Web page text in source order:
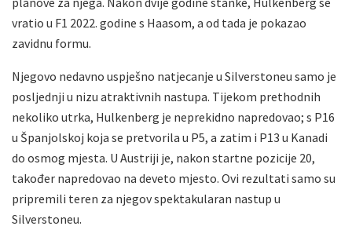
vratio u F1 2022. godine s Haasom, a od tada je pokazao
zavidnu formu.
Njegovo nedavno uspješno natjecanje u Silverstoneu samo je
posljednji u nizu atraktivnih nastupa. Tijekom prethodnih
nekoliko utrka, Hulkenberg je neprekidno napredovao; s P16
u Španjolskoj koja se pretvorila u P5, a zatim i P13 u Kanadi
do osmog mjesta. U Austriji je, nakon startne pozicije 20,
također napredovao na deveto mjesto. Ovi rezultati samo su
pripremili teren za njegov spektakularan nastup u
Silverstoneu.